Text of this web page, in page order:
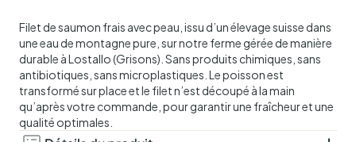
Filet de saumon frais avec peau, issu d’un élevage suisse dans
une eau de montagne pure, sur notre ferme gérée de manière
durable à Lostallo (Grisons). Sans produits chimiques, sans
antibiotiques, sans microplastiques. Le poisson est
transformé sur place et le filet n’est découpé à la main
qu’après votre commande, pour garantir une fraîcheur et une
qualité optimales.